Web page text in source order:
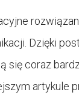
Dzięki
się coraz
artykule